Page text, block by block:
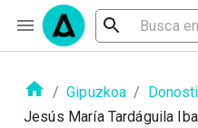
/ Gipuzkoa /
Jesús María Tardáguila